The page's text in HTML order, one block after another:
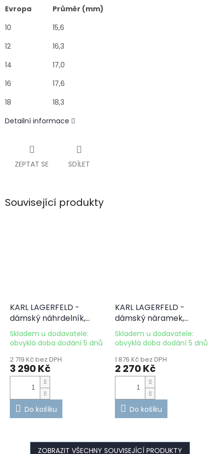
Evropa
Průměr (mm)
10
15,6
12
16,3
14
17,0
16
17,6
18
18,3
Detailní informace
ZEPTAT SE SDÍLET
Související produkty
KARL LAGERFELD -
dámský náhrdelník,
nerezová ocel KLAYR02
Skladem u dodavatele:
obvyklá doba dodání 5 dnů
2 719 Kč bez DPH
3 290 Kč
Do košíku
KARL LAGERFELD -
dámský náramek,
nerezová ocel KLAYR10
Skladem u dodavatele:
obvyklá doba dodání 5 dnů
1 876 Kč bez DPH
2 270 Kč
Do košíku
ZOBRAZIT VŠECHNY SOUVISEJÍCÍ PRODUKTY